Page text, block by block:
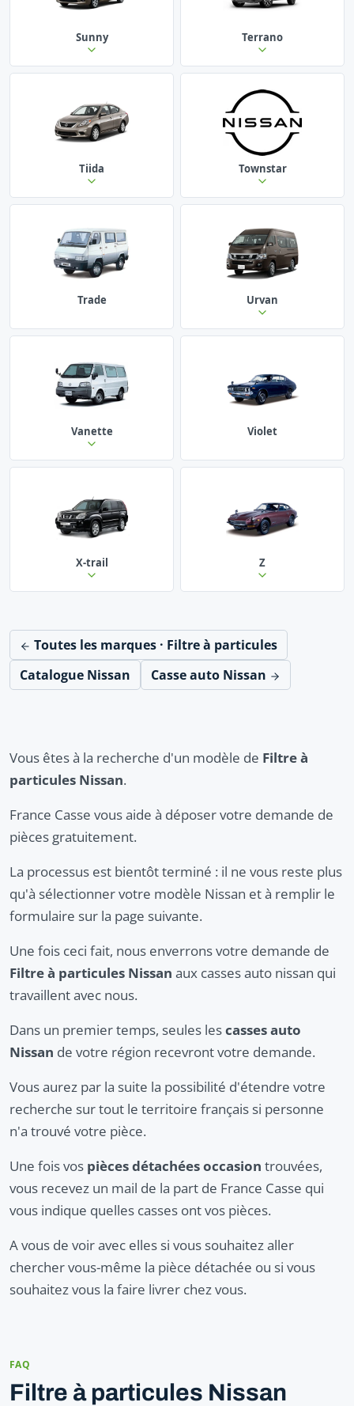
Sunny Terrano
Tiida Townstar
Trade Urvan
Vanette Violet
X-trail Z
Toutes les marques · Filtre à particules
Catalogue Nissan
Casse auto Nissan
Vous êtes à la recherche d'un modèle de Filtre à
particules Nissan.
France Casse vous aide à déposer votre demande de
pièces gratuitement.
La processus est bientôt terminé : il ne vous reste plus
qu'à sélectionner votre modèle Nissan et à remplir le
formulaire sur la page suivante.
Une fois ceci fait, nous enverrons votre demande de
Filtre à particules Nissan aux casses auto nissan qui
travaillent avec nous.
Dans un premier temps, seules lescasses auto
Nissan de votre région recevront votre demande.
Vous aurez par la suite la possibilité d'étendre votre
recherche sur tout le territoire français si personne
n'a trouvé votre pièce.
Une fois vos pièces détachées occasion trouvées,
vous recevez un mail de la part de France Casse qui
vous indique quelles casses ont vos pièces.
A vous de voir avec elles si vous souhaitez aller
chercher vous-même la pièce détachée ou si vous
souhaitez vous la faire livrer chez vous.
FAQ
Filtre à particules Nissan